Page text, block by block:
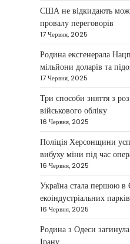
Taisiya
Дубай
одного з
центрів для
НОВИНИ
Головні
дрони,
Taisiya
Україна
протидії
новим
НОВИНИ
України
Близький
Taisiya
США не відкидають
провалу переговорів
17 Червня, 2025
Родина ексгенерала
мільйони доларів та
17 Червня, 2025
Три способи зняття з
військового обліку
16 Червня, 2025
Поліція Херсонщини
вибуху міни під час
16 Червня, 2025
Україна стала першою в
екоіндустріальних парків
16 Червня, 2025
Родина з Одеси загинула
Ірану